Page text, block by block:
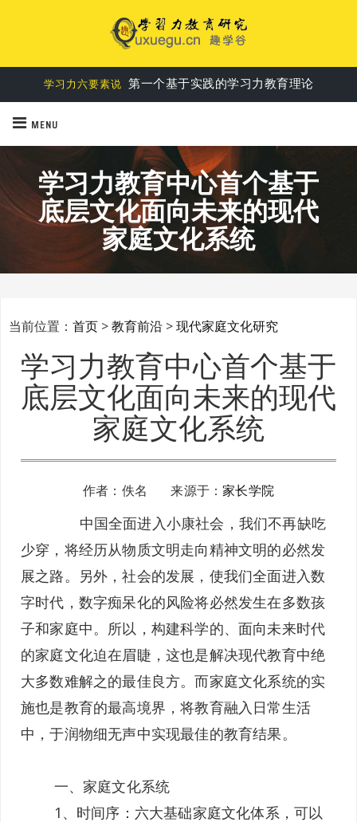
学习力六要素说 第一个基于实践的学习力教育理论
MENU
学习力教育中心首个基于
底层文化面向未来的现代
家庭文化系统
当前位置： 首页 >教育前沿 >现代家庭文化研究
学习力教育中心首个基于
底层文化面向未来的现代
家庭文化系统
作者：佚名 来源于：家长学院
中国全面进入小康社会，我们不再缺吃
少穿，将经历从物质文明走向精神文明的必然发
展之路。另外，社会的发展，使我们全面进入数
字时代，数字痴呆化的风险将必然发生在多数孩
子和家庭中。所以，构建科学的、面向未来时代
的家庭文化迫在眉睫，这也是解决现代教育中绝
大多数难解之的最佳良方。而家庭文化系统的实
施也是教育的最高境界，将教育融入日常生活
中，于润物细无声中实现最佳的教育结果。
一、家庭文化系统
1、时间序：六大基础家庭文化体系，可以